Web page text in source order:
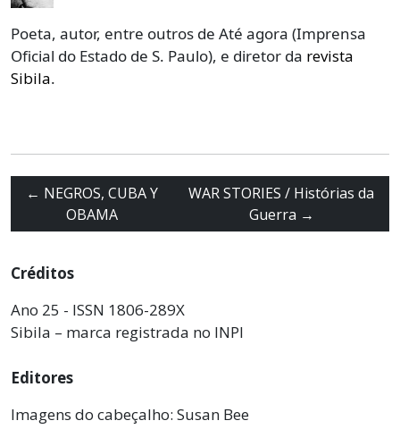
Poeta, autor, entre outros de Até agora (Imprensa
Oficial do Estado de S. Paulo), e diretor da revista
Sibila.
← NEGROS, CUBA Y
OBAMA
WAR STORIES / Histórias da
Guerra →
Créditos
Ano 25 - ISSN 1806-289X
Sibila – marca registrada no INPI
Editores
Imagens do cabeçalho: Susan Bee